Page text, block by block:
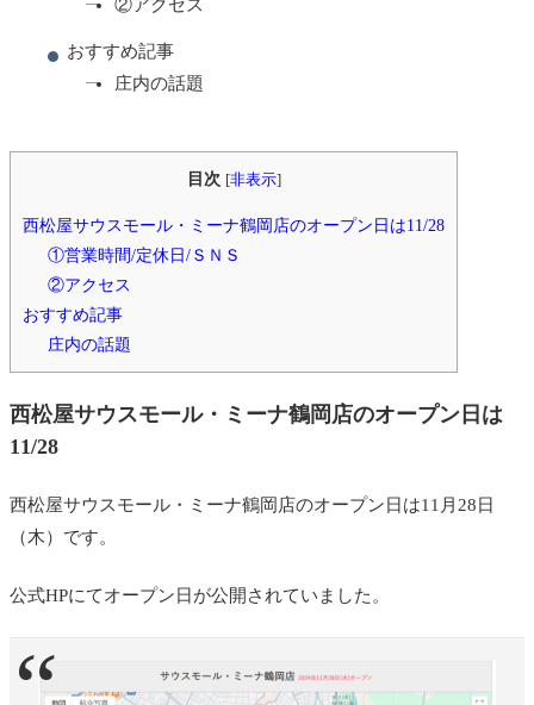
②アクセス
おすすめ記事
庄内の話題
目次 [非表示]
西松屋サウスモール・ミーナ鶴岡店のオープン日は11/28
①営業時間/定休日/ＳＮＳ
②アクセス
おすすめ記事
庄内の話題
西松屋サウスモール・ミーナ鶴岡店のオープン日は
11/28
西松屋サウスモール・ミーナ鶴岡店のオープン日は11月28日
（木）です。
公式HPにてオープン日が公開されていました。